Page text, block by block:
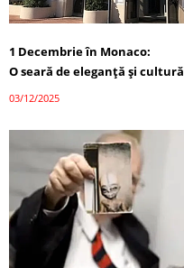
1 Decembrie în Monaco:
O seară de eleganță și cultură
03/12/2025